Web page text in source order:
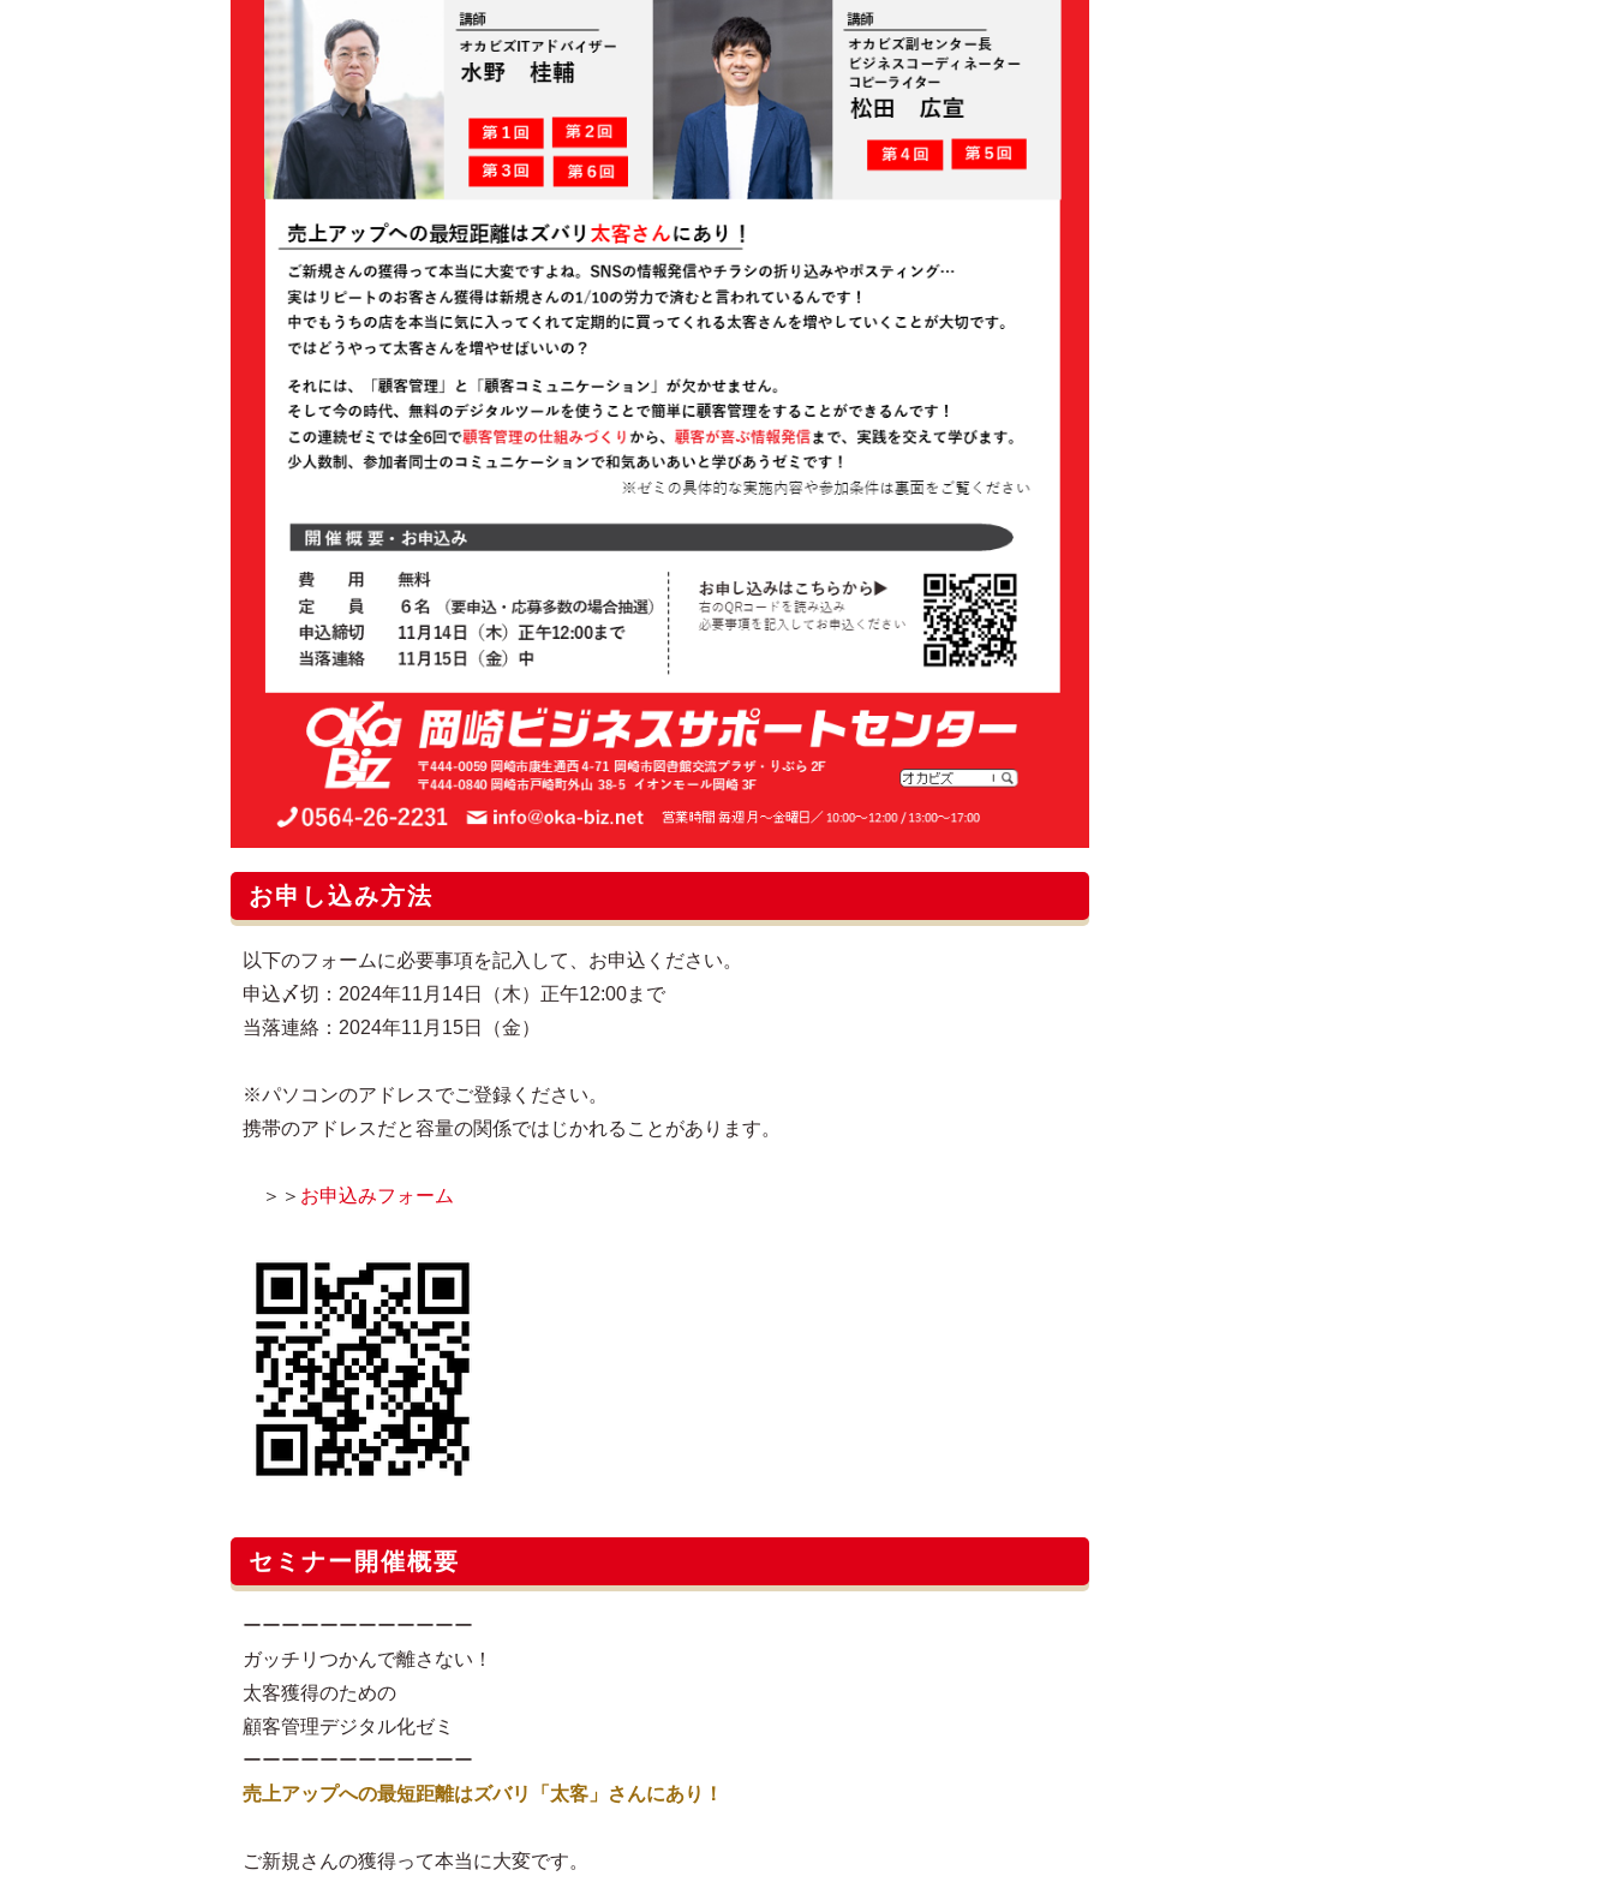
お申し込み方法
以下のフォームに必要事項を記入して、お申込ください。
申込〆切：2024年11月14日（木）正午12:00まで
当落連絡：2024年11月15日（金）
※パソコンのアドレスでご登録ください。
携帯のアドレスだと容量の関係ではじかれることがあります。
＞＞ お申込みフォーム
セミナー開催概要
ーーーーーーーーーーーー
ガッチリつかんで離さない！
太客獲得のための
顧客管理デジタル化ゼミ
ーーーーーーーーーーーー
売上アップへの最短距離はズバリ「太客」さんにあり！
ご新規さんの獲得って本当に大変です。